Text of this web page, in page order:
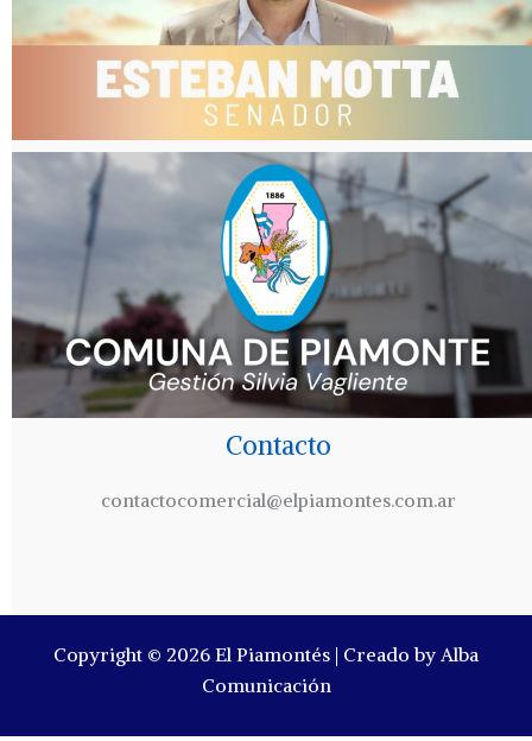
Contacto
contactocomercial@elpiamontes.com.ar
Copyright © 2026 El Piamontés | Creado by Alba
Comunicación